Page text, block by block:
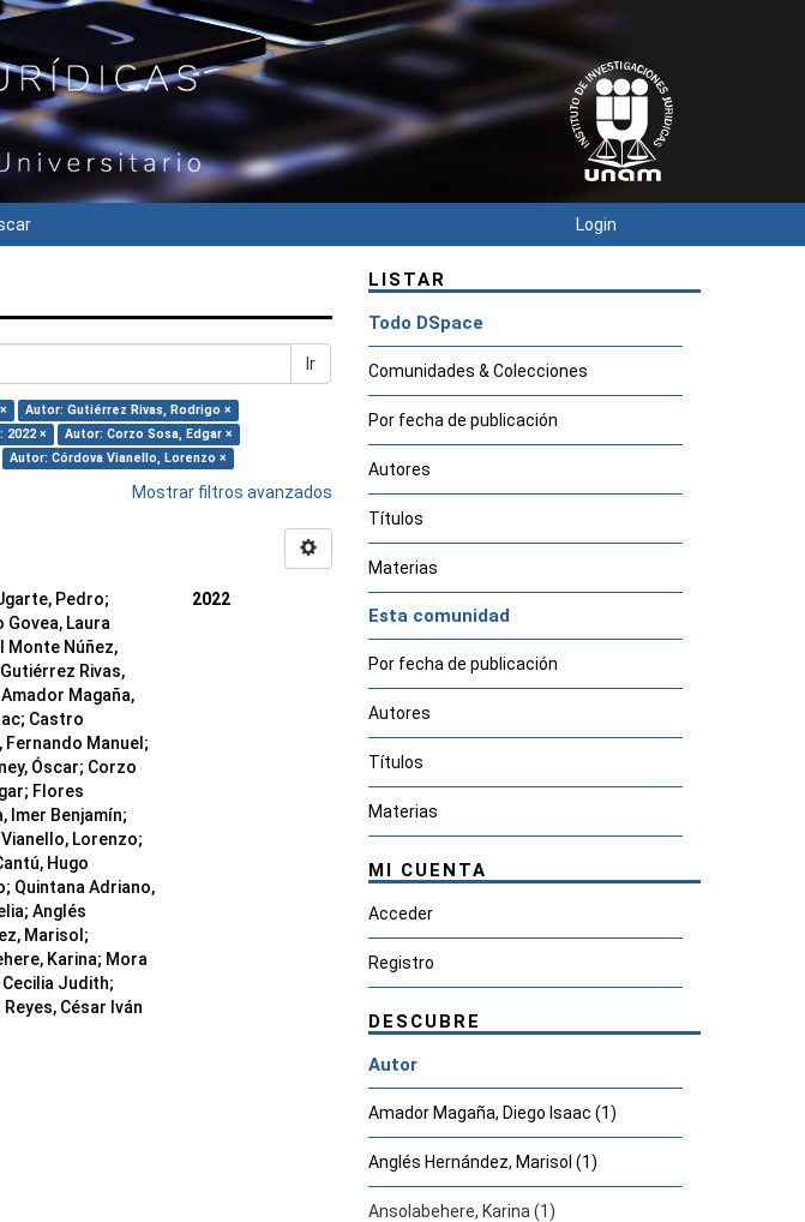
Login
Ir
Autor: Gutiérrez Rivas, Rodrigo ×
2022 ×
Autor: Corzo Sosa, Edgar ×
Autor: Córdova Vianello, Lorenzo ×
Mostrar filtros avanzados
Pedro;
Govea, Laura
Monte Núñez,
Gutiérrez Rivas,
Amador Magaña,
; Castro
Fernando Manuel ;
Óscar; Corzo
; Flores
Imer Benjamín;
Lorenzo;
Hugo
; Quintana Adriano,
; Anglés
Marisol ;
Karina; Mora
Judith;
César Iván
2022
LISTAR
Todo DSpace
Comunidades & Colecciones
Por fecha de publicación
Autores
Títulos
Materias
Esta comunidad
Por fecha de publicación
Autores
Títulos
Materias
MI CUENTA
Acceder
Registro
DESCUBRE
Autor
Amador Magaña, Diego Isaac (1)
Anglés Hernández, Marisol (1)
Ansolabehere, Karina (1)